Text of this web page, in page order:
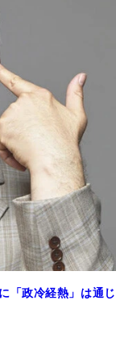
「政冷経熱」は通じ